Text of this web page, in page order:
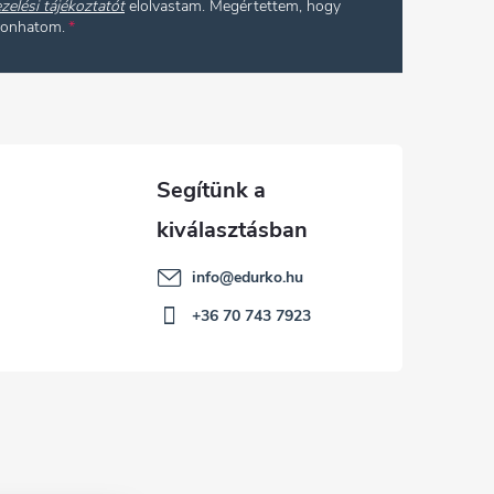
tájékoztatót elolvastam. Megértettem, hogy
info@edurko.hu
+36 70 743 7923